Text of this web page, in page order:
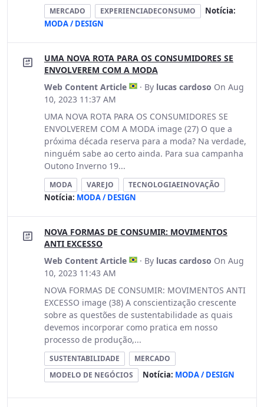
MERCADO EXPERIENCIADECONSUMO
Notícia:
MODA / DESIGN
UMA NOVA ROTA PARA OS CONSUMIDORES SE
ENVOLVEREM COM A MODA
Web Content Article
· By lucas cardoso On Aug
10, 2023 11:37 AM
UMA NOVA ROTA PARA OS CONSUMIDORES SE
ENVOLVEREM COM A MODA image (27) O que a
próxima década reserva para a moda? Na verdade,
ninguém sabe ao certo ainda. Para sua campanha
Outono Inverno 19...
MODA VAREJO TECNOLOGIAEINOVAÇÃO
Notícia: MODA / DESIGN
NOVA FORMAS DE CONSUMIR: MOVIMENTOS
ANTI EXCESSO
Web Content Article
· By lucas cardoso On Aug
10, 2023 11:43 AM
NOVA FORMAS DE CONSUMIR: MOVIMENTOS ANTI
EXCESSO image (38) A conscientização crescente
sobre as questões de sustentabilidade as quais
devemos incorporar como pratica em nosso
processo de produção,...
SUSTENTABILIDADE
MERCADO
MODELO DE NEGÓCIOS
Notícia: MODA / DESIGN